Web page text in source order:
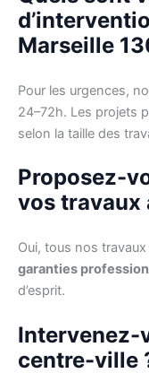
Marseille
Pour les urgences,
24–72h. Les projets
selon la taille des
Proposez-
vos travaux
Oui, tous nos
garanties
d’esprit.
Intervenez-
centre-ville